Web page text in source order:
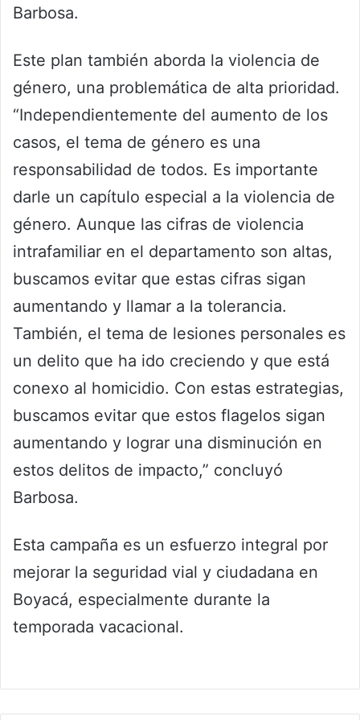
Barbosa.
Este plan también aborda la violencia de
género, una problemática de alta prioridad.
“Independientemente del aumento de los
casos, el tema de género es una
responsabilidad de todos. Es importante
darle un capítulo especial a la violencia de
género. Aunque las cifras de violencia
intrafamiliar en el departamento son altas,
buscamos evitar que estas cifras sigan
aumentando y llamar a la tolerancia.
También, el tema de lesiones personales es
un delito que ha ido creciendo y que está
conexo al homicidio. Con estas estrategias,
buscamos evitar que estos flagelos sigan
aumentando y lograr una disminución en
estos delitos de impacto,” concluyó
Barbosa.
Esta campaña es un esfuerzo integral por
mejorar la seguridad vial y ciudadana en
Boyacá, especialmente durante la
temporada vacacional.